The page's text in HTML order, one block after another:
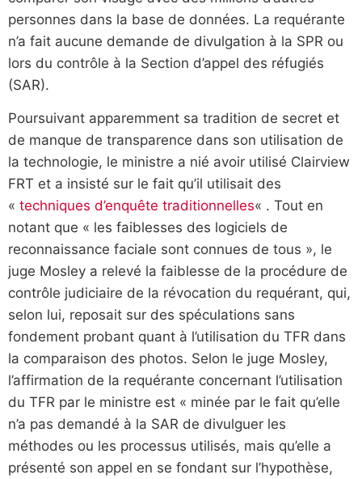
personnes dans la base de données. La requérante
n’a fait aucune demande de divulgation à la SPR ou
lors du contrôle à la Section d’appel des réfugiés
(SAR).
Poursuivant apparemment sa tradition de secret et
de manque de transparence dans son utilisation de
la technologie, le ministre a nié avoir utilisé Clairview
FRT et a insisté sur le fait qu’il utilisait des
« techniques d’enquête traditionnelles« . Tout en
notant que « les faiblesses des logiciels de
reconnaissance faciale sont connues de tous », le
juge Mosley a relevé la faiblesse de la procédure de
contrôle judiciaire de la révocation du requérant, qui,
selon lui, reposait sur des spéculations sans
fondement probant quant à l’utilisation du TFR dans
la comparaison des photos. Selon le juge Mosley,
l’affirmation de la requérante concernant l’utilisation
du TFR par le ministre est « minée par le fait qu’elle
n’a pas demandé à la SAR de divulguer les
méthodes ou les processus utilisés, mais qu’elle a
présenté son appel en se fondant sur l’hypothèse,